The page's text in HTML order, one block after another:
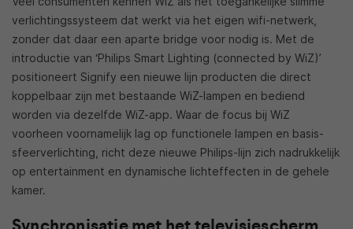
verlichtingssysteem dat werkt via het eigen wifi-netwerk,
zonder dat daar een aparte bridge voor nodig is. Met de
introductie van ‘Philips Smart Lighting (connected by WiZ)’
positioneert Signify een nieuwe lijn producten die direct
koppelbaar zijn met bestaande WiZ-lampen en bediend
worden via dezelfde WiZ-app. Waar de focus bij WiZ
voorheen voornamelijk lag op functionele lampen en basis-
sfeerverlichting, richt deze nieuwe Philips-lijn zich nadrukkelijk
op entertainment en dynamische lichteffecten in de gehele
kamer.